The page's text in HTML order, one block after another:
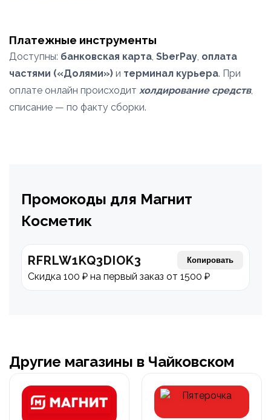
Платежные инструменты
Доступны: банковская карта, SberPay, оплата
частями («Долями») и терминал курьера. При
оплате онлайн происходит холдирование средств,
списание — по факту сборки.
Промокоды для Магнит
Косметик
RFRLW1KQ3DIOK3 Копировать
Скидка 100 ₽ на первый заказ от 1500 ₽
Другие магазины в Чайковском